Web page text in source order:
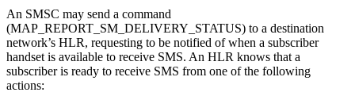
An SMSC may send a command
(MAP_REPORT_SM_DELIVERY_STATUS) to a destination
network’s HLR, requesting to be notified of when a subscriber
handset is available to receive SMS. An HLR knows that a
subscriber is ready to receive SMS from one of the following
actions: